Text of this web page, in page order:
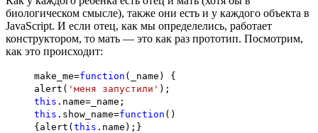
биологическом смысле), также они есть и у каждого объекта в
JavaScript. И если отец, как мы определелись, работает
конструктором, то мать — это как раз прототип. Посмотрим,
как это происходит:
make_me=function (_name) {
alert( 'меня запустили' );
this .name=_name;
this .show_name=function ()
{alert(this .name);}